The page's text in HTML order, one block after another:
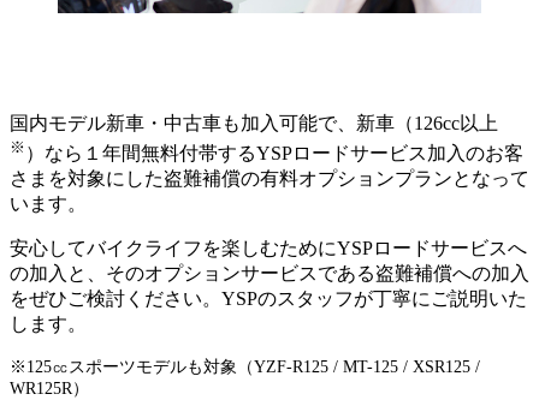
国内モデル新車・中古車も加入可能で、新車（126cc以上
※ ）なら１年間無料付帯するYSPロードサービス加入のお客
さまを対象にした盗難補償の有料オプションプランとなって
います。
安心してバイクライフを楽しむためにYSPロードサービスへ
の加入と、そのオプションサービスである盗難補償への加入
をぜひご検討ください。YSPのスタッフが丁寧にご説明いた
します。
※125㏄スポーツモデルも対象（YZF-R125 / MT-125 / XSR125 /
WR125R）